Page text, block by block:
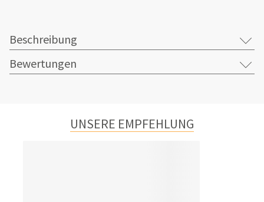
Beschreibung
Bewertungen
UNSERE EMPFEHLUNG